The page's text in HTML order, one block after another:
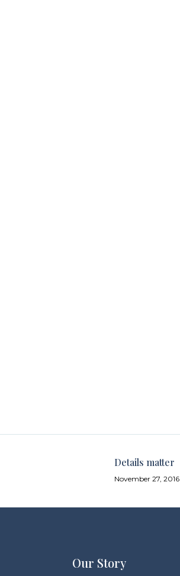
Details matter
November 27, 2016
Our Story